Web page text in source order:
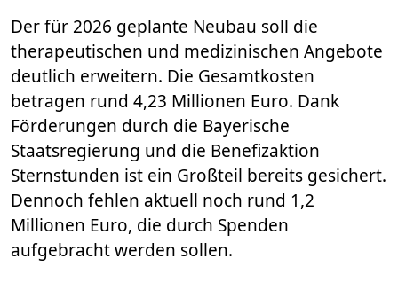
Der für 2026 geplante Neubau soll die
therapeutischen und medizinischen Angebote
deutlich erweitern. Die Gesamtkosten
betragen rund 4,23 Millionen Euro. Dank
Förderungen durch die Bayerische
Staatsregierung und die Benefizaktion
Sternstunden ist ein Großteil bereits gesichert.
Dennoch fehlen aktuell noch rund 1,2
Millionen Euro, die durch Spenden
aufgebracht werden sollen.